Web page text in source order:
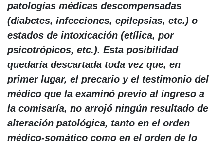
patologías médicas descompensadas
(diabetes, infecciones, epilepsias, etc.) o
estados de intoxicación (etílica, por
psicotrópicos, etc.). Esta posibilidad
quedaría descartada toda vez que, en
primer lugar, el precario y el testimonio del
médico que la examinó previo al ingreso a
la comisaría, no arrojó ningún resultado de
alteración patológica, tanto en el orden
médico-somático como en el orden de lo